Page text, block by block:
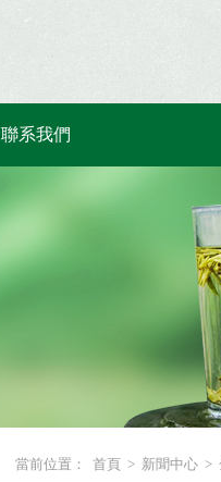
聯系我們
當前位置： 首頁 > 新聞中心 >